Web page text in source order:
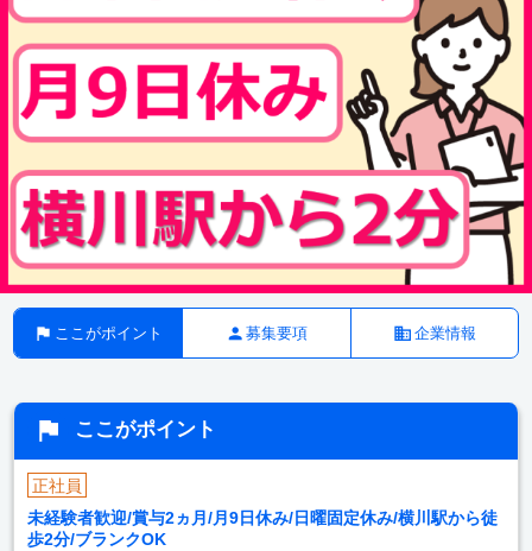
ここがポイント 募集要項 企業情報
ここがポイント
正社員
未経験者歓迎/賞与2ヵ月/月9日休み/日曜固定休み/横川駅から徒
歩2分/ブランクOK